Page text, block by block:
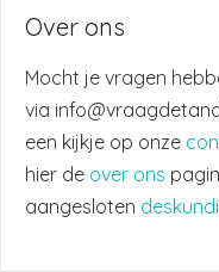
Over ons
Mocht je vragen
via
een kijkje op onze
hier de over ons
aangesloten